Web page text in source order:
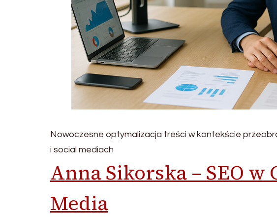
Nowoczesne optymalizacja treści w kontekście
i social mediach
Anna Sikorska – SEO w
Media